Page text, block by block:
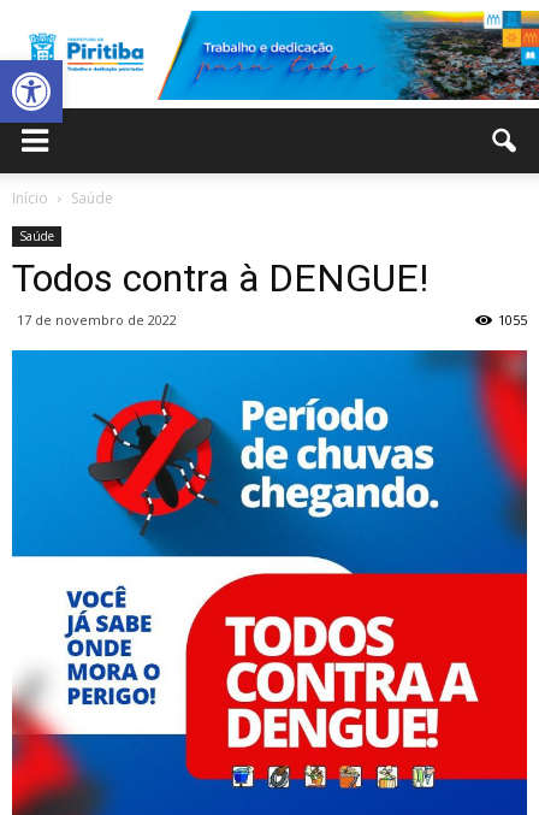
Abrir a barra de ferramentas
Municipal
Piritiba
Início Saúde
Saúde
Todos contra à DENGUE!
17 de novembro de 2022 1055